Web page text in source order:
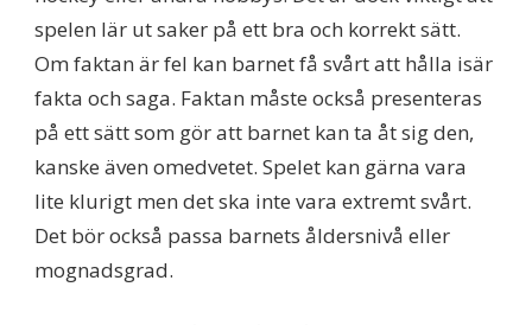
spelen lär ut saker på ett bra och korrekt sätt.
Om faktan är fel kan barnet få svårt att hålla isär
fakta och saga. Faktan måste också presenteras
på ett sätt som gör att barnet kan ta åt sig den,
kanske även omedvetet. Spelet kan gärna vara
lite klurigt men det ska inte vara extremt svårt.
Det bör också passa barnets åldersnivå eller
mognadsgrad.